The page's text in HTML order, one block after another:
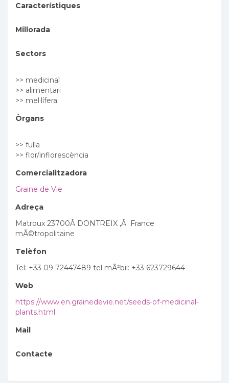
Característiques
Millorada
Sectors
>> medicinal
>> alimentari
>> mel·lífera
Òrgans
>> fulla
>> flor/inflorescència
Comercialitzadora
Graine de Vie
Adreça
Matroux 23700Â DONTREIX ,Â France
mÃ©tropolitaine
Telèfon
Tel: +33 09 72447489 tel mÃ²bil: +33 623729644
Web
https://www.en.grainedevie.net/seeds-of-medicinal-
plants.html
Mail
Contacte